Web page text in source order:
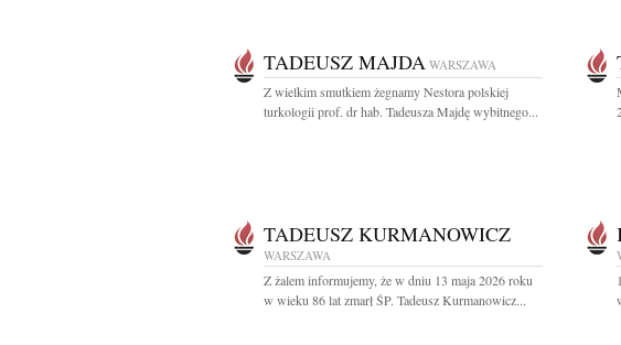
TADEUSZ MAJDA WARSZAWA
Z wielkim smutkiem żegnamy Nestora polskiej
turkologii prof. dr hab. Tadeusza Majdę wybitnego...
TADEUSZ KURMANOWICZ
WARSZAWA
Z żalem informujemy, że w dniu 13 maja 2026 roku
w wieku 86 lat zmarł ŚP. Tadeusz Kurmanowicz...